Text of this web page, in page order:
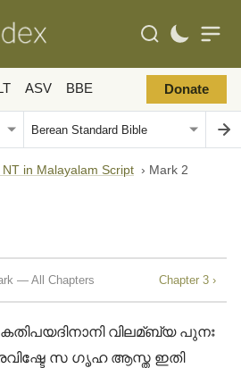
ASV BBE Donate
in Malayalam Script › Mark 2
— All Chapters Chapter 3 ›
വിലമ്ബ്യ പുനഃ
സ ഗൃഹ ആസ്ത ഇതി